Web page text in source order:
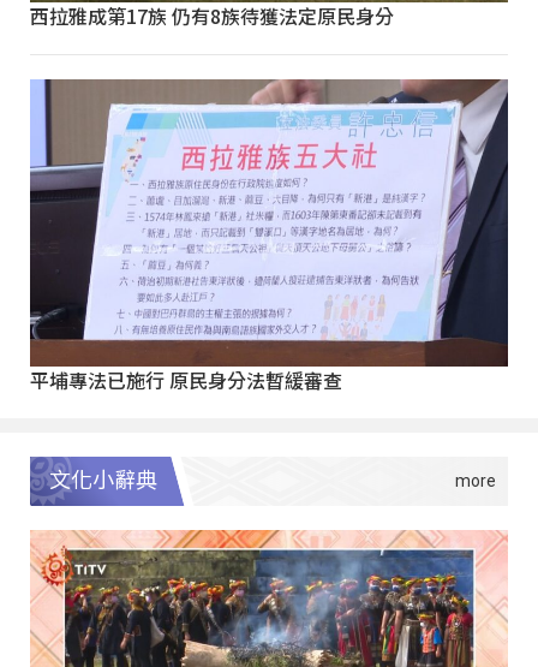
西拉雅成第17族 仍有8族待獲法定原民身分
平埔專法已施行 原民身分法暫緩審查
文化小辭典